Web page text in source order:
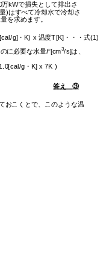
答え ③
万kWで損失として排出さ
)はすべて冷却水で冷却さ
を求めます。
g] ・ K) x 温度T[K] ・・・式(1)
に必要な水量F[cm3/s]は、
g・ K] x 7K )
おこくとで、このような温